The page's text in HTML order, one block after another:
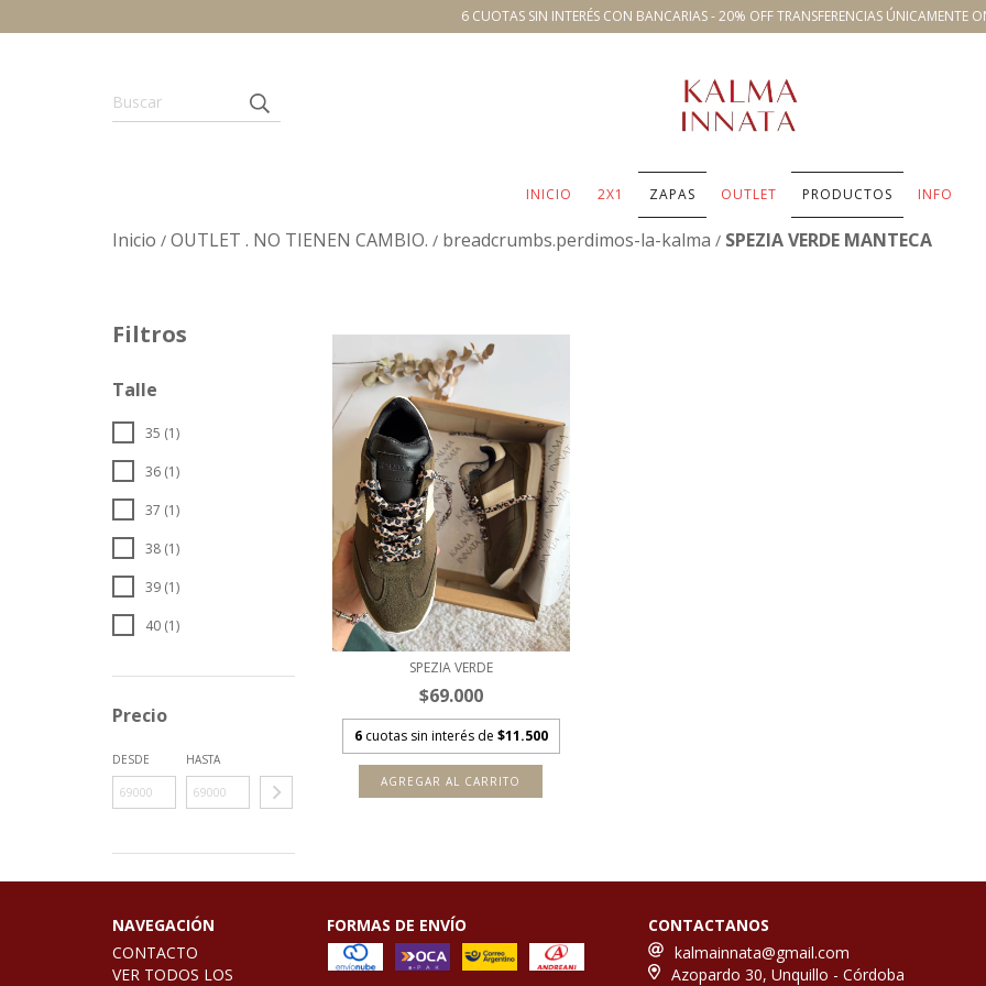
6 CUOTAS SIN INTERÉS CON BANCARIAS - 20% OFF TRANSFERENCIAS ÚNICAMENTE
INICIO 2X1 ZAPAS OUTLET PRODUCTOS INFO
Inicio / OUTLET . NO TIENEN CAMBIO. / breadcrumbs.perdimos-la-kalma / SPEZIA VERDE MANTECA
Filtros
Talle
35 (1)
36 (1)
37 (1)
38 (1)
39 (1)
40 (1)
Precio
DESDE HASTA
SPEZIA VERDE
$69.000
6 cuotas sin interés de $11.500
AGREGAR AL CARRITO
NAVEGACIÓN
CONTACTO
VER TODOS LOS
FORMAS DE ENVÍO
CONTACTANOS
kalmainnata@gmail.com
Azopardo 30, Unquillo - Córdoba